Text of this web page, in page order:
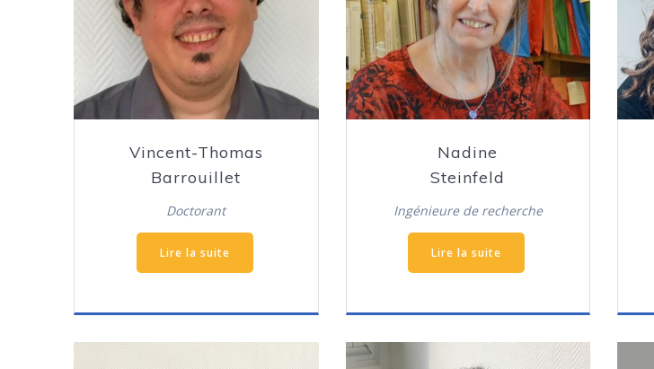
Vincent-Thomas
Barrouillet
Doctorant
Lire la suite
Nadine
Steinfeld
Ingénieure de recherche
Lire la suite